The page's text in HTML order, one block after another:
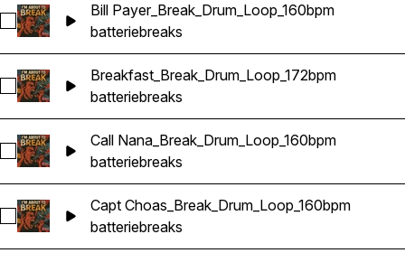
Sélectionnez Bill Payer_Break_Drum_Loop_160bpm
Bill Payer_Break_Drum_Loop_160bpm
batteriebreaks
Sélectionnez Breakfast_Break_Drum_Loop_172bpm
Breakfast_Break_Drum_Loop_172bpm
batteriebreaks
Sélectionnez Call Nana_Break_Drum_Loop_160bpm
Call Nana_Break_Drum_Loop_160bpm
batteriebreaks
Sélectionnez Capt Choas_Break_Drum_Loop_160bpm
Capt Choas_Break_Drum_Loop_160bpm
batteriebreaks